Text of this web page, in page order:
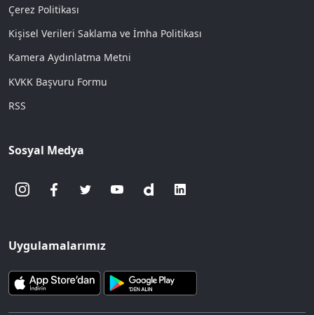
Çerez Politikası
Kişisel Verileri Saklama ve İmha Politikası
Kamera Aydınlatma Metni
KVKK Başvuru Formu
RSS
Sosyal Medya
Uygulamalarımız